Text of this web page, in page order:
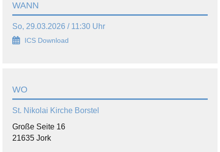
WANN
So, 29.03.2026 / 11:30 Uhr
ICS Download
WO
St. Nikolai Kirche Borstel
Große Seite 16
21635 Jork